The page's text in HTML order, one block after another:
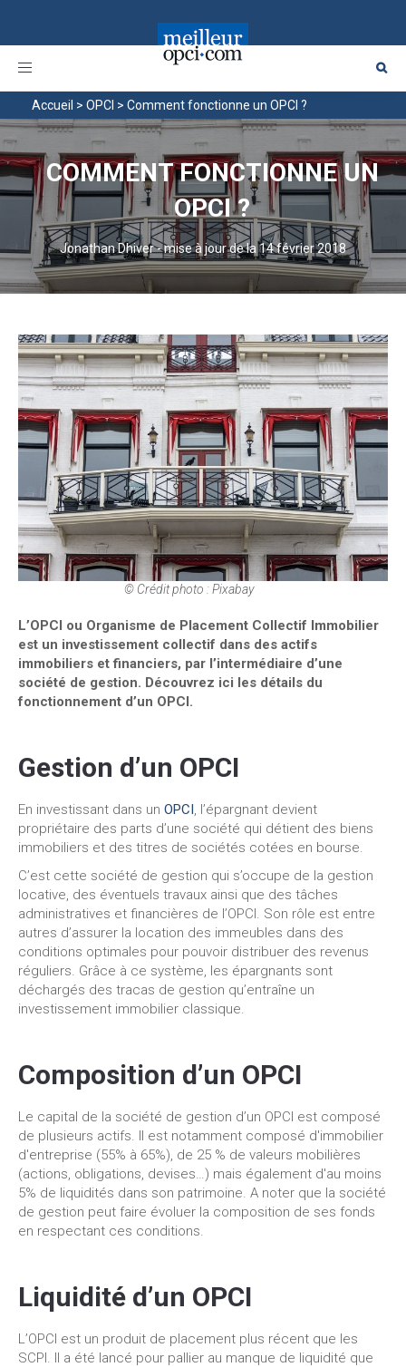
Toggle
Accueil > OPCI > Comment fonctionne un OPCI ?
COMMENT FONCTIONNE UN
OPCI ?
Jonathan Dhiver-mise à jour de la 14 février 2018
© Crédit photo : Pixabay
L’OPCI ou Organisme de Placement Collectif Immobilier
est un investissement collectif dans des actifs
immobiliers et financiers, par l’intermédiaire d’une
société de gestion. Découvrez ici les détails du
fonctionnement d’un OPCI.
Gestion d’un OPCI
En investissant dans un OPCI, l’épargnant devient
propriétaire des parts d’une société qui détient des biens
immobiliers et des titres de sociétés cotées en bourse.
C’est cette société de gestion qui s’occupe de la gestion
locative, des éventuels travaux ainsi que des tâches
administratives et financières de l’OPCI. Son rôle est entre
autres d’assurer la location des immeubles dans des
conditions optimales pour pouvoir distribuer des revenus
réguliers. Grâce à ce système, les épargnants sont
déchargés des tracas de gestion qu’entraîne un
investissement immobilier classique.
Composition d’un OPCI
Le capital de la société de gestion d’un OPCI est composé
de plusieurs actifs. Il est notamment composé d'immobilier
d'entreprise (55% à 65%), de 25 % de valeurs mobilières
(actions, obligations, devises…) mais également d'au moins
5% de liquidités dans son patrimoine. A noter que la société
de gestion peut faire évoluer la composition de ses fonds
en respectant ces conditions.
Liquidité d’un OPCI
L’OPCI est un produit de placement plus récent que les
SCPI. Il a été lancé pour pallier au manque de liquidité que